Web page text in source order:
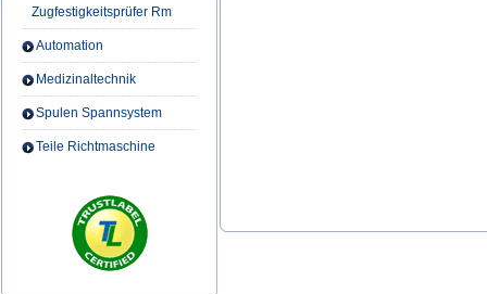
Zugfestigkeitsprüfer Rm
Automation
Medizinaltechnik
Spulen Spannsystem
Teile Richtmaschine